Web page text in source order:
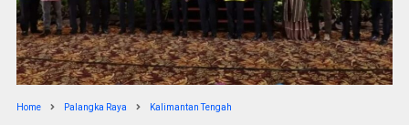
Home Palangka Raya Kalimantan Tengah